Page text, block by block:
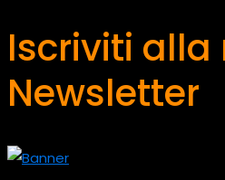
Iscriviti alla
Newsletter